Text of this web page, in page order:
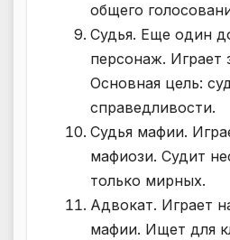
общего
Судья. Еще один
персонаж. Играет
Основная цель:
справедливости.
Судья мафии.
мафиози. Судит
только мирных.
Адвокат. Играет
мафии. Ищет для